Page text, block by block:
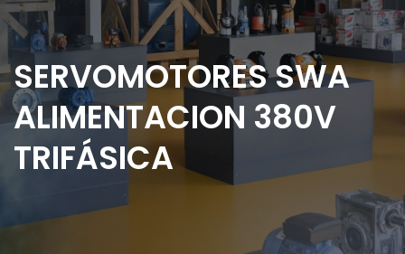
SERVOMOTORES SWA
ALIMENTACION 380V
TRIFÁSICA